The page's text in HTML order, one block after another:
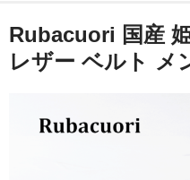
ブランド別
Hush Puppies
Rubacuori 国産
レザー ベルト メ